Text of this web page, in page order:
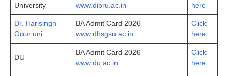
University
www.dibru.ac.in
here
Dr. Harisingh
Gour uni.
BA Admit Card 2026
www.dhsgsu.ac.in
Click
here
DU
BA Admit Card 2026
www.du.ac.in
Click
here